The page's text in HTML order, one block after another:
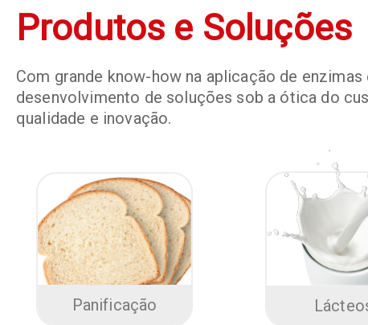
Produtos e Soluções
Com grande know-how na aplicação de
desenvolvimento de soluções sob a ótica do
qualidade e inovação.
Panificação